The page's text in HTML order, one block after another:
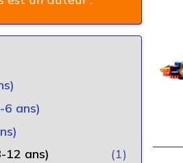
ans)
12 ans)
(1)